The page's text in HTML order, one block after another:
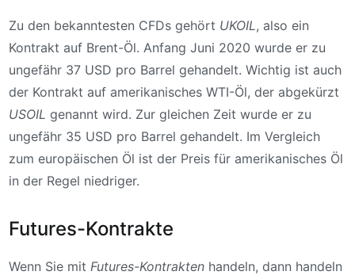
Zu den bekanntesten CFDs gehört UKOIL, also ein
Kontrakt auf Brent-Öl. Anfang Juni 2020 wurde er zu
ungefähr 37 USD pro Barrel gehandelt. Wichtig ist auch
der Kontrakt auf amerikanisches WTI-Öl, der abgekürzt
USOIL genannt wird. Zur gleichen Zeit wurde er zu
ungefähr 35 USD pro Barrel gehandelt. Im Vergleich
zum europäischen Öl ist der Preis für amerikanisches Öl
in der Regel niedriger.
Futures-Kontrakte
Wenn Sie mit Futures-Kontrakten handeln, dann handeln